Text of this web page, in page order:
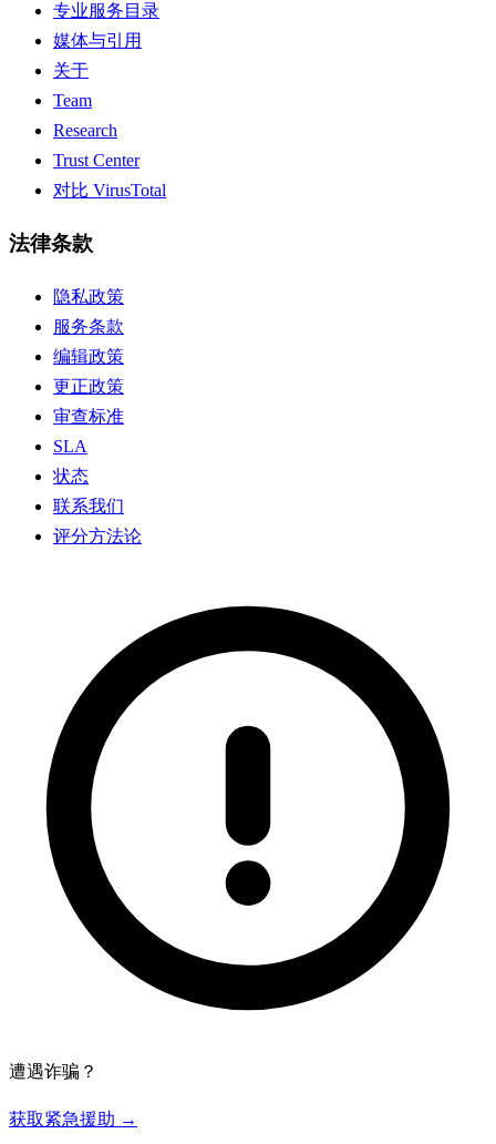
专业服务目录
媒体与引用
关于
Team
Research
Trust Center
对比 VirusTotal
法律条款
隐私政策
服务条款
编辑政策
更正政策
审查标准
SLA
状态
联系我们
评分方法论
遭遇诈骗？
获取紧急援助 →